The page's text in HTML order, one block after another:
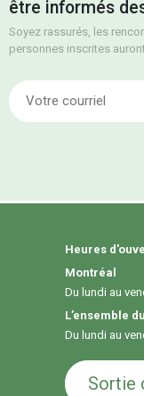
être informés
Soyez rassurés, les
personnes inscrites
Heures
Montréal
Du lundi au
L’ensemble
Du lundi au
Sortie